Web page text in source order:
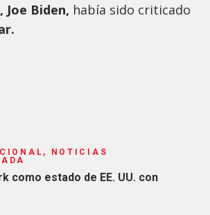
Biden, había sido criticado
NOTICIAS
como estado de EE. UU. con